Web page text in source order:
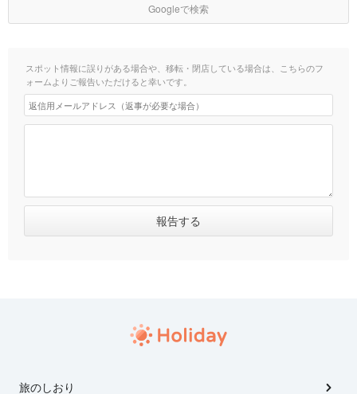
Googleで検索
スポット情報に誤りがある場合や、移転・閉店している場合は、こちらのフ
ォームよりご報告いただけると幸いです。
旅のしおり